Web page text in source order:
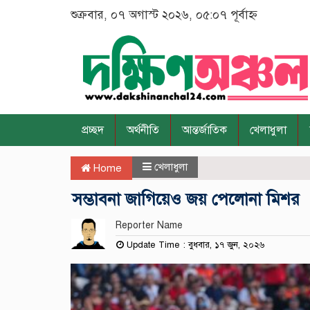
শুক্রবার, ০৭ অগাস্ট ২০২৬, ০৫:০৭ পূর্বাহ্ন
প্রচ্ছদ অর্থনীতি আন্তর্জাতিক খেলাধুলা
Home খেলাধুলা
সম্ভাবনা জাগিয়েও জয় পেলোনা মিশর
Reporter Name
Update Time : বুধবার, ১৭ জুন, ২০২৬